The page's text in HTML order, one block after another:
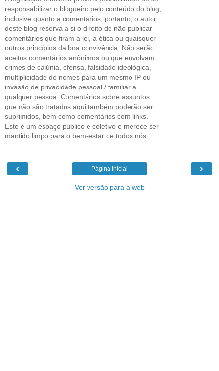
responsabilizar o blogueiro pelo conteúdo do blog,
inclusive quanto a comentários; portanto, o autor
deste blog reserva a si o direito de não publicar
comentários que firam a lei, a ética ou quaisquer
outros princípios da boa convivência. Não serão
aceitos comentários anônimos ou que envolvam
crimes de calúnia, ofensa, falsidade ideológica,
multiplicidade de nomes para um mesmo IP ou
invasão de privacidade pessoal / familiar a
qualquer pessoa. Comentários sobre assuntos
que não são tratados aqui também poderão ser
suprimidos, bem como comentários com links.
Este é um espaço público e coletivo e merece ser
mantido limpo para o bem-estar de todos nós.
‹ ›
Página inicial
Ver versão para a web